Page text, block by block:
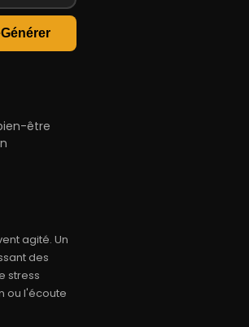
Générer
être
agité. Un
des
stress
ou l'écoute